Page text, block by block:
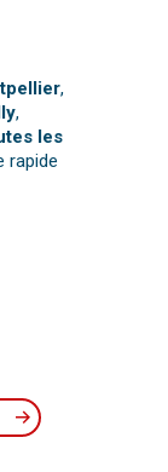
,
,
les
rapide